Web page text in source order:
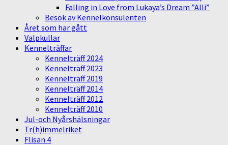
Falling in Love from Lukaya’s Dream ”Alli”
Besök av Kennelkonsulenten
Året som har gått
Valpkullar
Kennelträffar
Kennelträff 2024
Kennelträff 2023
Kennelträff 2019
Kennelträff 2014
Kennelträff 2012
Kennelträff 2010
Jul-och Nyårshälsningar
Tr(h)immelriket
Flisan 4